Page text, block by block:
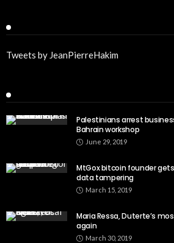
Tweets by JeanPierreHakim
Palestinians arrest
Bahrain workshop
June 29, 2019
MtGox bitcoin founder
data tampering
March 15, 2019
Maria Ressa, Duterte’s
again
March 30, 2019